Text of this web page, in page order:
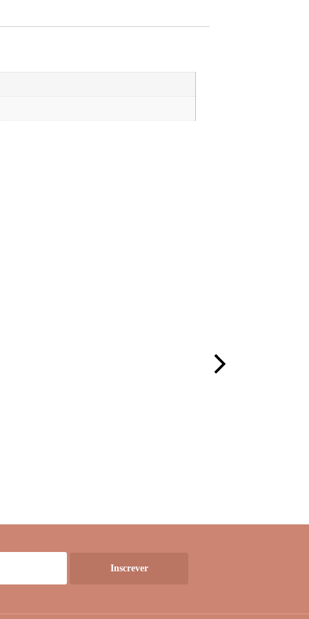
Inscrever